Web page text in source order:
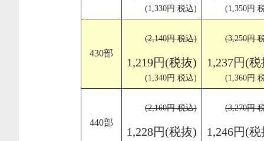
(1,330円 税込) (1,350円
430部
(2,140円 税込)
1,219円(税抜)
(1,340円 税込)
(3,250円
1,237円(
(1,360円
440部
(2,160円 税込)
1,228円(税抜)
(3,270円
1,246円(